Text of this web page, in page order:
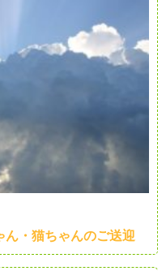
・猫ちゃんのご送迎